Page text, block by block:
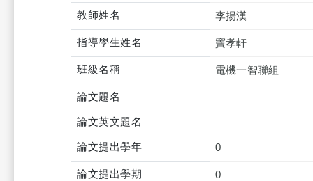
教師姓名 李揚漢
指導學生姓名 竇孝軒
班級名稱 電機一智聯組
論文題名
論文英文題名
論文提出學年 0
論文提出學期 0